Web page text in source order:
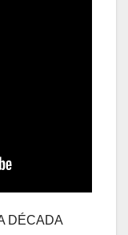
DÉCADA